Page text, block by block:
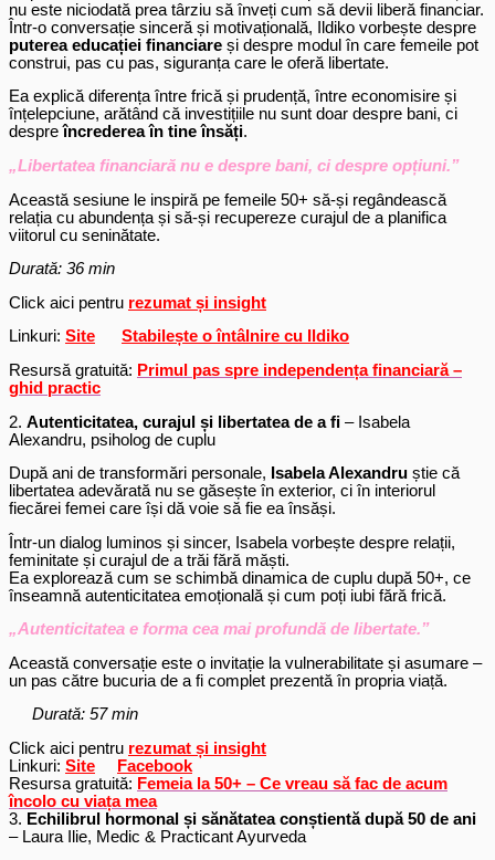
nu este niciodată prea târziu să înveți cum să devii liberă financiar.
Într-o conversație sinceră și motivațională, Ildiko vorbește despre
puterea educației financiare și despre modul în care femeile pot
construi, pas cu pas, siguranța care le oferă libertate.
Ea explică diferența între frică și prudență, între economisire și
înțelepciune, arătând că investițiile nu sunt doar despre bani, ci
despreîncrederea în tine însăți.
„Libertatea financiară nu e despre bani, ci despre opțiuni.”
Această sesiune le inspiră pe femeile 50+ să-și regândească
relația cu abundența și să-și recupereze curajul de a planifica
viitorul cu seninătate.
Durată: 36 min
Click aici pentru rezumat și insight
Linkuri: Site
Stabilește o întâlnire cu Ildiko
Resursă gratuită: Primul pas spre independența financiară –
ghid practic
2. Autenticitatea, curajul și libertatea de a fi – Isabela
Alexandru, psiholog de cuplu
După ani de transformări personale, Isabela Alexandru știe că
libertatea adevărată nu se găsește în exterior, ci în interiorul
fiecărei femei care își dă voie să fie ea însăși.
Într-un dialog luminos și sincer, Isabela vorbește despre relații,
feminitate și curajul de a trăi fără măști.
Ea explorează cum se schimbă dinamica de cuplu după 50+, ce
înseamnă autenticitatea emoțională și cum poți iubi fără frică.
„Autenticitatea e forma cea mai profundă de libertate.”
Această conversație este o invitație la vulnerabilitate și asumare –
un pas către bucuria de a fi complet prezentă în propria viață.
Durată: 57 min
Click aici pentru rezumat și insight
Linkuri: Site
Facebook
Resursa gratuită: Femeia la 50+ – Ce vreau să fac de acum
încolo cu viațamea
3. Echilibrul hormonal și sănătatea conștientă după 50 de ani
– Laura Ilie, Medic & Practicant Ayurveda